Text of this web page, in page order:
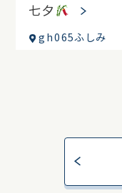
七夕
gh065ふしみ